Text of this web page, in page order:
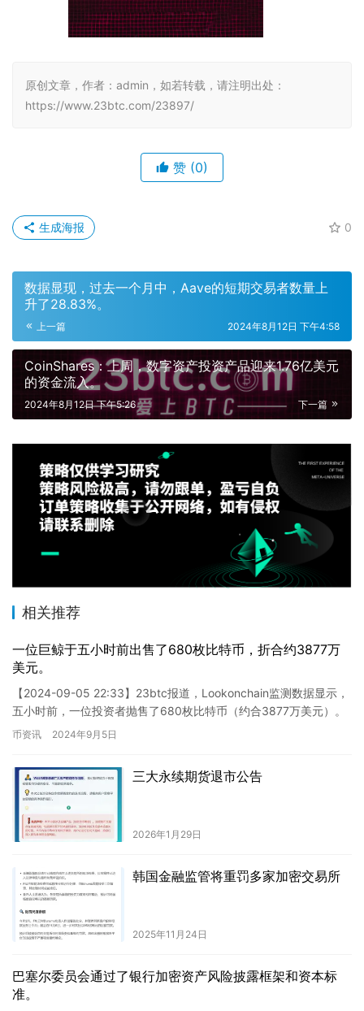
原创文章，作者：admin，如若转载，请注明出处：
https://www.23btc.com/23897/
赞 (0)
0
生成海报
数据显现，过去一个月中，Aave的短期交易者数量上
升了28.83%。
上一篇 2024年8月12日 下午4:58
CoinShares：上周，数字资产投资产品迎来1.76亿美元
的资金流入。
下一篇
2024年8月12日 下午5:26
相关推荐
一位巨鲸于五小时前出售了680枚比特币，折合约3877万
美元。
【2024-09-05 22:33】23btc报道，Lookonchain监测数据显示，
五小时前，一位投资者抛售了680枚比特币（约合3877万美元）。
自2022年12月8日以来，…
币资讯 2024年9月5日
三大永续期货退市公告
2026年1月29日
韩国金融监管将重罚多家加密交易所
2025年11月24日
巴塞尔委员会通过了银行加密资产风险披露框架和资本标
准。